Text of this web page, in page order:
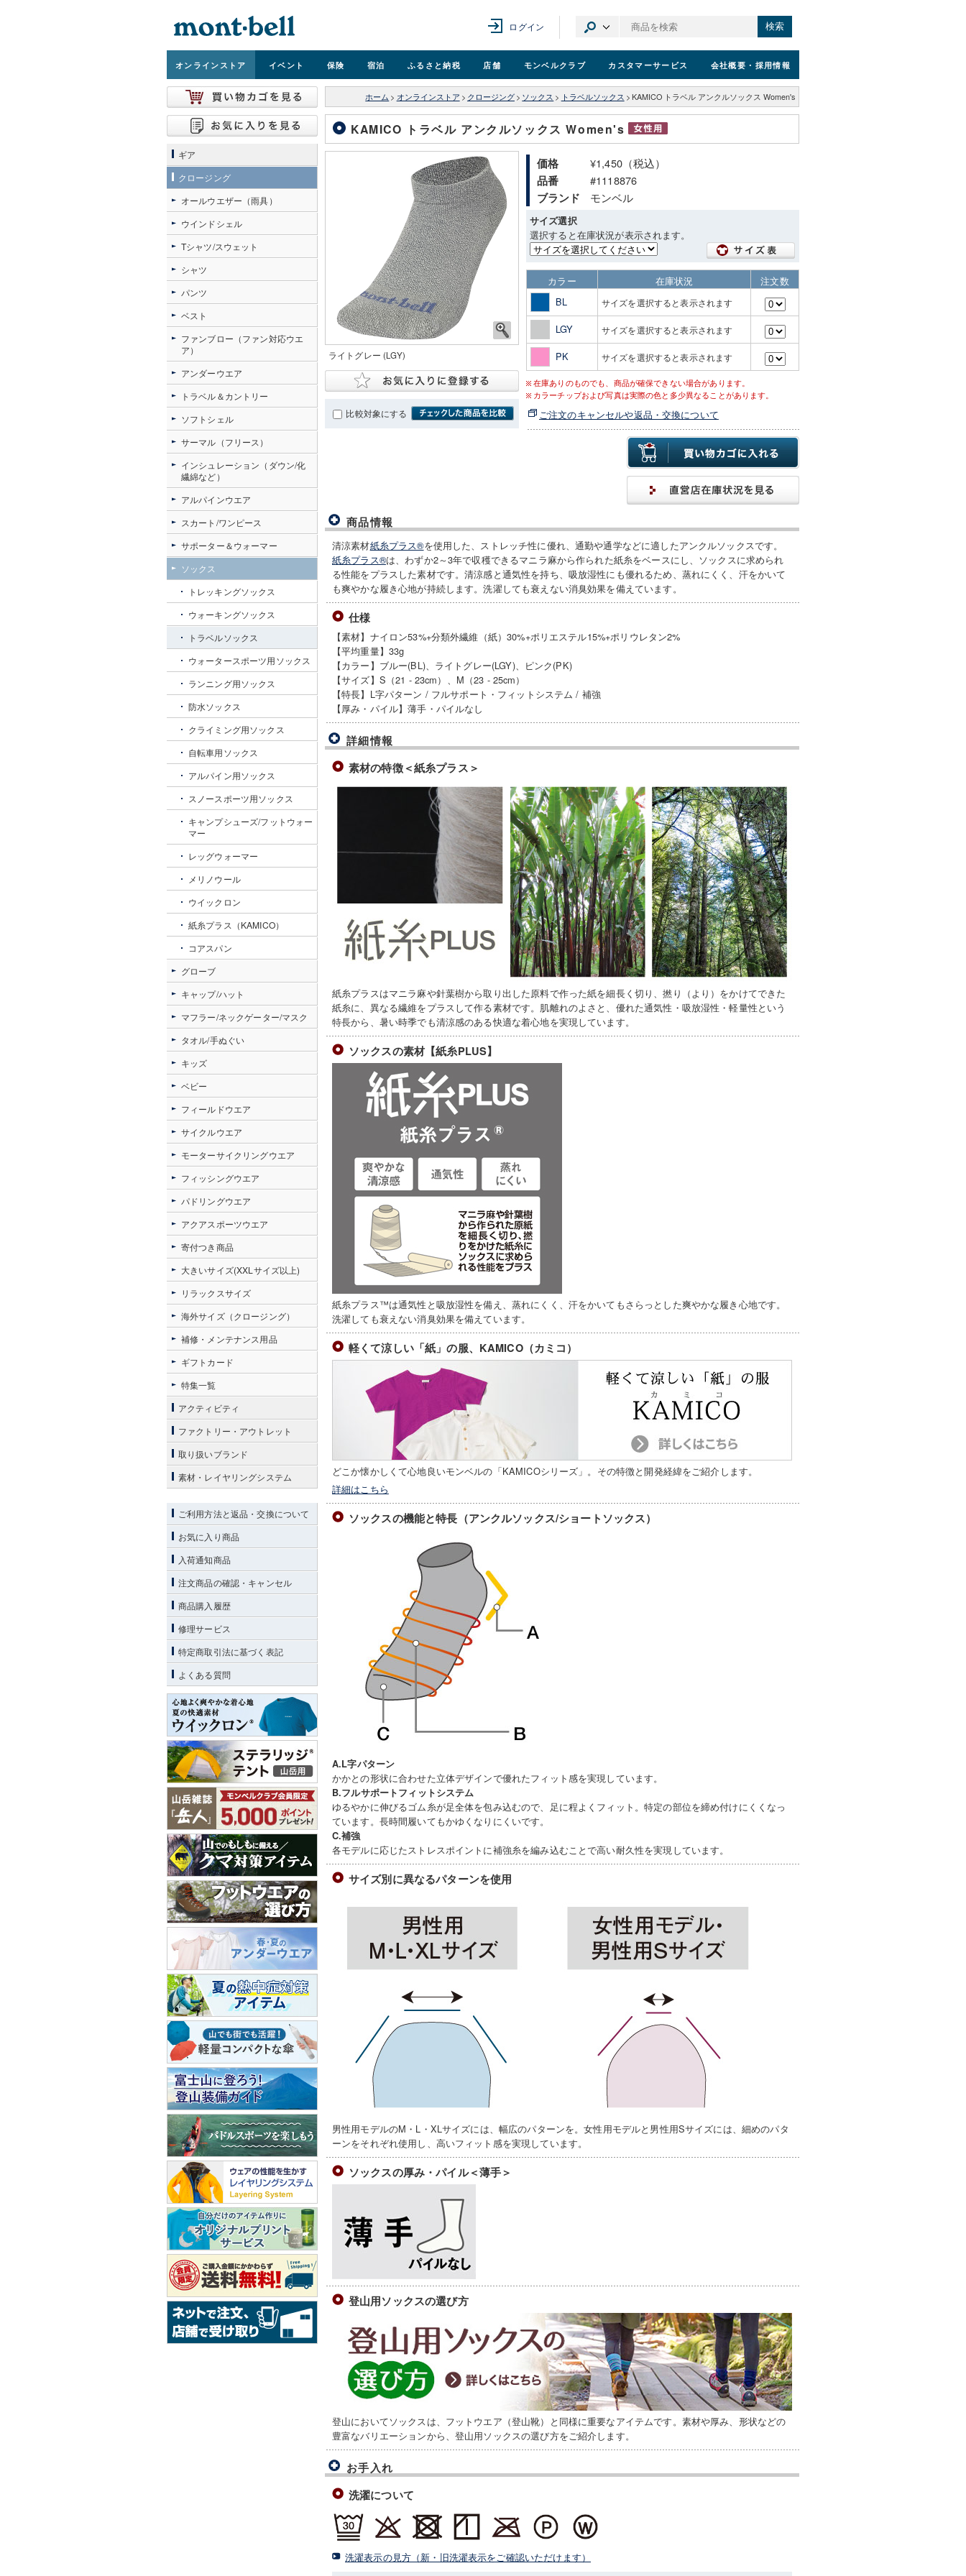
ログイン 検索
オンラインストア イベント 保険 宿泊 ふるさと納税 店舗 モンベルクラブ カスタマーサービス 会社概要 ・採用情報
ホーム > オンラインストア > クロージング > ソックス > トラベルソックス > KAMICO トラベル アンクルソックス Women's
KAMICO トラベル アンクルソックス Women's
ライトグレー (LGY)
比較対象にする
価格 ¥1,450（税込）
品番 #1118876
ブランド モンベル
サイズ選択
選択すると在庫状況が表示されます。
カラー 在庫状況
注文数
BL
サイズを選択すると表示されます
LGY サイズを選択すると表示されます
PK サイズを選択すると表示されます
在庫ありのものでも、商品が確保できない場合があります。
カラーチップおよび写真は実際の色と多少異なることがあります。
ご注文のキャンセルや返品・交換について
商品情報
清涼素材紙糸プラス®を使用した、ストレッチ性に優れ、通勤や通学などに適したアンクルソックスです。
紙糸プラス®は、わずか2～3年で収穫できるマニラ麻から作られた紙糸をベースにし、ソックスに求められ
る性能をプラスした素材です。清涼感と通気性を持ち、吸放湿性にも優れるため、蒸れにくく、汗をかいて
も爽やかな履き心地が持続します。洗濯しても衰えない消臭効果を備えています。
仕様
【素材】ナイロン53%+分類外繊維（紙）30%+ポリエステル15%+ポリウレタン2%
【平均重量】33g
【カラー】ブルー(BL)、ライトグレー(LGY)、ピンク(PK)
【サイズ】S（21 - 23cm）、M（23 - 25cm）
【特長】L字パターン / フルサポート・フィットシステム / 補強
【厚み・パイル】薄手・パイルなし
詳細情報
素材の特徴＜紙糸プラス＞
紙糸プラスはマニラ麻や針葉樹から取り出した原料で作った紙を細長く切り、撚り（より）をかけてできた
紙糸に、異なる繊維をプラスして作る素材です。肌離れのよさと、優れた通気性・吸放湿性・軽量性という
特長から、暑い時季でも清涼感のある快適な着心地を実現しています。
ソックスの素材【紙糸PLUS】
紙糸プラス™は通気性と吸放湿性を備え、蒸れにくく、汗をかいてもさらっとした爽やかな履き心地です。
洗濯しても衰えない消臭効果を備えています。
軽くて涼しい「紙」の服、KAMICO（カミコ）
どこか懐かしくて心地良いモンベルの「KAMICOシリーズ」。その特徴と開発経緯をご紹介します。
詳細はこちら
ソックスの機能と特長（アンクルソックス/ショートソックス）
A.L字パターン
かかとの形状に合わせた立体デザインで優れたフィット感を実現しています。
B.フルサポートフィットシステム
ゆるやかに伸びるゴム糸が足全体を包み込むので、足に程よくフィット。特定の部位を締め付けにくくなっ
ています。長時間履いてもかゆくなりにくいです。
C.補強
各モデルに応じたストレスポイントに補強糸を編み込むことで高い耐久性を実現しています。
サイズ別に異なるパターンを使用
男性用モデルのM・L・XLサイズには、幅広のパターンを。女性用モデルと男性用Sサイズには、細めのパタ
ーンをそれぞれ使用し、高いフィット感を実現しています。
ソックスの厚み・パイル＜薄手＞
登山用ソックスの選び方
登山においてソックスは、フットウエア（登山靴）と同様に重要なアイテムです。素材や厚み、形状などの
豊富なバリエーションから、登山用ソックスの選び方をご紹介します。
お手入れ
洗濯について
洗濯表示の見方（新・旧洗濯表示をご確認いただけます）
ギア
クロージング
オールウエザー（雨具）
ウインドシェル
Tシャツ/スウェット
シャツ
パンツ
ベスト
ファンブロー（ファン対応ウエ
ア）
アンダーウエア
トラベル＆カントリー
ソフトシェル
サーマル（フリース）
インシュレーション（ダウン/化
繊綿など）
アルパインウエア
スカート/ワンピース
サポーター＆ウォーマー
ソックス
トレッキングソックス
ウォーキングソックス
トラベルソックス
ウォータースポーツ用ソックス
ランニング用ソックス
防水ソックス
クライミング用ソックス
自転車用ソックス
アルパイン用ソックス
スノースポーツ用ソックス
キャンプシューズ/フットウォー
マー
レッグウォーマー
メリノウール
ウイックロン
紙糸プラス（KAMICO）
コアスパン
グローブ
キャップ/ハット
マフラー/ネックゲーター/マスク
タオル/手ぬぐい
キッズ
ベビー
フィールドウエア
サイクルウエア
モーターサイクリングウエア
フィッシングウエア
パドリングウエア
アクアスポーツウエア
寄付つき商品
大きいサイズ(XXLサイズ以上)
リラックスサイズ
海外サイズ（クロージング）
補修・メンテナンス用品
ギフトカード
特集一覧
アクティビティ
ファクトリー・アウトレット
取り扱いブランド
素材・レイヤリングシステム
ご利用方法と返品・交換について
お気に入り商品
入荷通知商品
注文商品の確認・キャンセル
商品購入履歴
修理サービス
特定商取引法に基づく表記
よくある質問